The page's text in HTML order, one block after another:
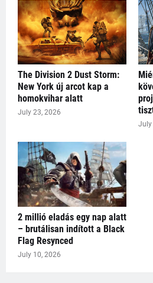
The Division 2 Dust Storm:
New York új arcot kap a
homokvihar alatt
July 23, 2026
July
2 millió eladás egy nap alatt
– brutálisan indított a Black
Flag Resynced
July 10, 2026